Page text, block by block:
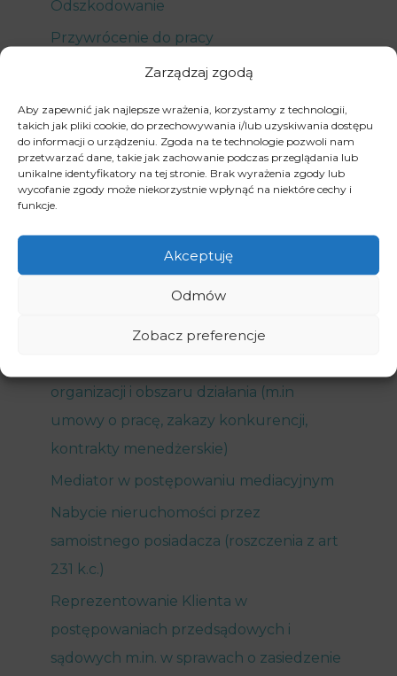
Zarządzaj zgodą
Aby zapewnić jak najlepsze wrażenia, korzystamy z technologii,
takich jak pliki cookie, do przechowywania i/lub uzyskiwania dostępu
do informacji o urządzeniu. Zgoda na te technologie pozwoli nam
przetwarzać dane, takie jak zachowanie podczas przeglądania lub
unikalne identyfikatory na tej stronie. Brak wyrażenia zgody lub
wycofanie zgody może niekorzystnie wpłynąć na niektóre cechy i
funkcje.
Akceptuję
Odmów
Zobacz preferencje
Odszkodowanie
Przywrócenie do pracy
Uznanie wypowiedzenia umowy za
Ustalenie istnienia stosunku pracy
Sporządzanie oraz opiniowanie
zarządzeń, regulaminów pracy,
Sporządzanie i opiniowanie umów
współpracownikami oraz pomoc w
organizacji i obszaru działania (m.in
umowy o pracę, zakazy konkurencji,
kontrakty menedżerskie)
Mediator w postępowaniu mediacyjnym
Nabycie nieruchomości przez
samoistnego posiadacza (roszczenia z art
231 k.c.)
Reprezentowanie Klienta w
postępowaniach przedsądowych i
sądowych m.in. w sprawach o zasiedzenie